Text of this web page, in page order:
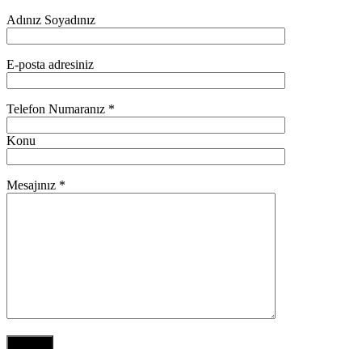
Adınız Soyadınız
E-posta adresiniz
Telefon Numaranız *
Konu
Mesajınız *